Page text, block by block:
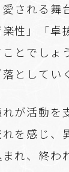
される舞
性」「卓
ことでし
としてい
が活動を
を感じ、
れ、終わ